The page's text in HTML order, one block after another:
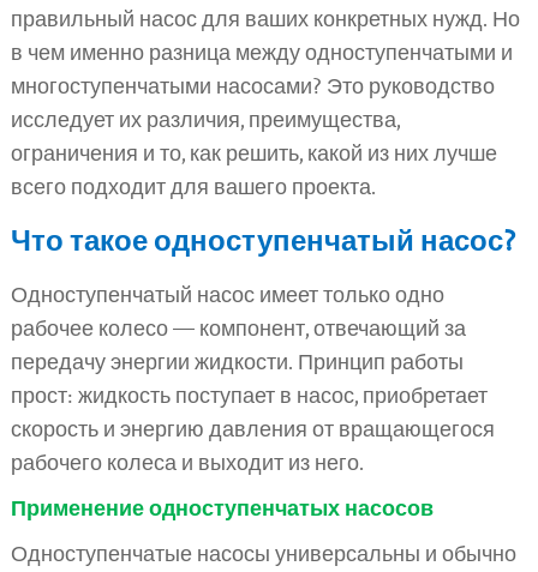
правильный насос для ваших конкретных нужд. Но
в чем именно разница между одноступенчатыми и
многоступенчатыми насосами? Это руководство
исследует их различия, преимущества,
ограничения и то, как решить, какой из них лучше
всего подходит для вашего проекта.
Что такое одноступенчатый насос?
Одноступенчатый насос имеет только одно
рабочее колесо — компонент, отвечающий за
передачу энергии жидкости. Принцип работы
прост: жидкость поступает в насос, приобретает
скорость и энергию давления от вращающегося
рабочего колеса и выходит из него.
Применение одноступенчатых насосов
Одноступенчатые насосы универсальны и обычно